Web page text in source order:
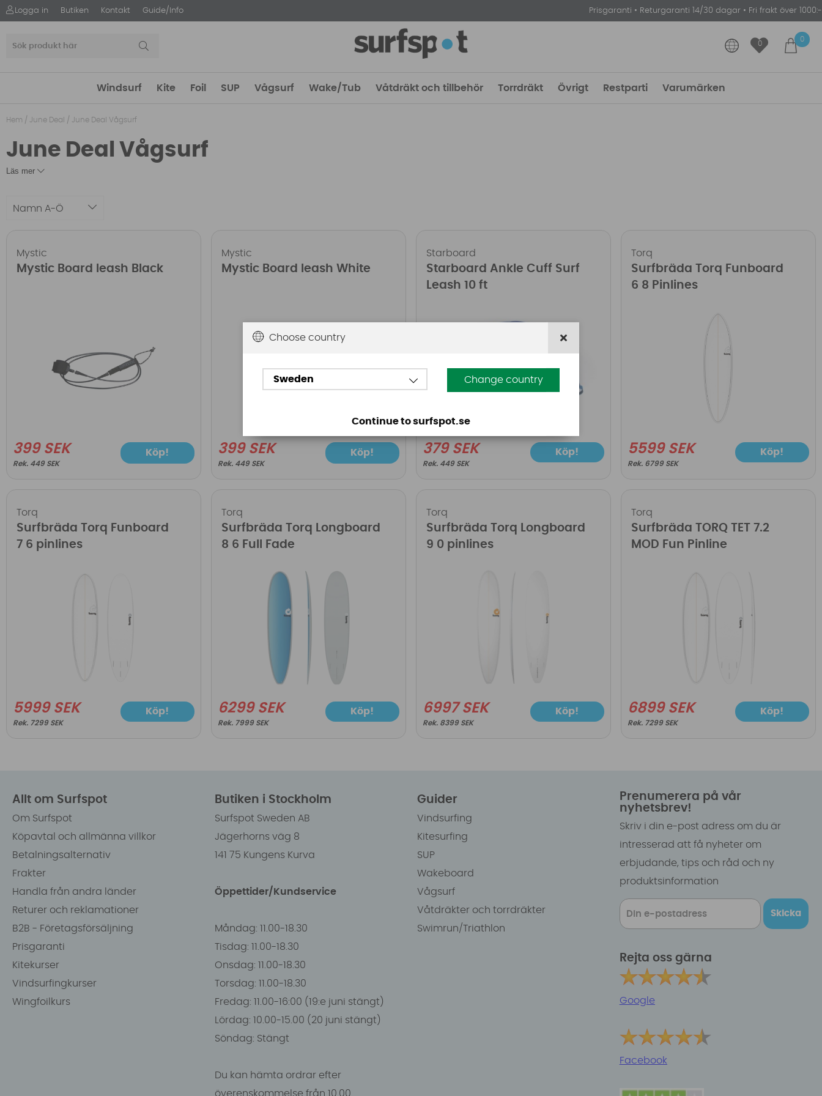
Logga in Butiken Kontakt Guide/Info Prisgaranti • Returgaranti 14/30 dagar • Fri frakt över 1000:-
0
0
Windsurf Kite Foil SUP Vågsurf Wake/Tub Våtdräkt och tillbehör Torrdräkt Övrigt Restparti Varumärken
Hem / June Deal / June Deal Vågsurf
June Deal Vågsurf
Läs mer
Namn A-Ö
Mystic
Mystic Board leash Black
399 SEK
449 SEK
Köp!
Mystic
Mystic Board leash White
399 SEK
449 SEK
Köp!
Starboard
Starboard Ankle Cuff Surf
Leash 10 ft
379 SEK
449 SEK
Köp!
Torq
Surfbräda Torq Funboard
6 8 Pinlines
5599 SEK
6799 SEK
Köp!
Torq
Surfbräda Torq Funboard
7 6 pinlines
5999 SEK
7299 SEK
Köp!
Torq
Surfbräda Torq Longboard
8 6 Full Fade
6299 SEK
7999 SEK
Köp!
Torq
Surfbräda Torq Longboard
9 0 pinlines
6997 SEK
8399 SEK
Köp!
Torq
Surfbräda TORQ TET 7.2
MOD Fun Pinline
6899 SEK
7299 SEK
Köp!
Allt om Surfspot
Om Surfspot
Köpavtal och allmänna villkor
Betalningsalternativ
Frakter
Handla från andra länder
Returer och reklamationer
B2B - Företagsförsäljning
Prisgaranti
Kitekurser
Vindsurfingkurser
Wingfoilkurs
Butiken i Stockholm
Surfspot Sweden AB
Jägerhorns väg 8
141 75 Kungens Kurva
Öppettider/Kundservice
Måndag: 11.00-18.30
Tisdag: 11.00-18.30
Onsdag: 11.00-18.30
Torsdag: 11.00-18.30
Fredag: 11.00-16:00 (19:e juni stängt)
Lördag: 10.00-15.00 (20 juni stängt)
Söndag: Stängt
Du kan hämta ordrar efter
överenskommelse från 10.00.
Guider
Vindsurfing
Kitesurfing
SUP
Wakeboard
Vågsurf
Våtdräkter och torrdräkter
Swimrun/Triathlon
Prenumerera på vår
nyhetsbrev!
Skriv i din e-post adress om du är
intresserad att få nyheter om
erbjudande, tips och råd och ny
produktsinformation
Skicka
Rejta oss gärna
Google
Facebook
Choose country
Sweden Change country
Continue to surfspot.se